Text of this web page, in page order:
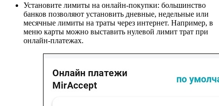
Установите лимиты на онлайн-покупки: большинство
банков позволяют установить дневные, недельные или
месячные лимиты на траты через интернет. Например, в
меню карты можно выставить нулевой лимит трат при
онлайн-платежах.